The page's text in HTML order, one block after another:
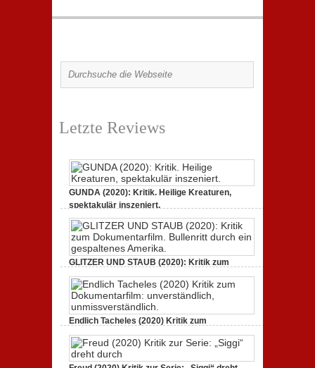
Letzte Reviews
GUNDA (2020): Kritik. Heilige Kreaturen,
spektakulär inszeniert.
GUNDA
(2020):
Kritik.
Kreaturen,
spektakulär
GLITZER UND STAUB (2020): Kritik zum
Dokumentarfilm.
3. Oktober 2020,Keine Kommentare zu
GLITZER
UND
(2020):
Kritik
zum
Dokumentarfilm.
durch
Endlich Tacheles (2020) Kritik zum
Dokumentarfilm: unverständlich,
19. Mai 2020,Keine Kommentarezu
Tacheles